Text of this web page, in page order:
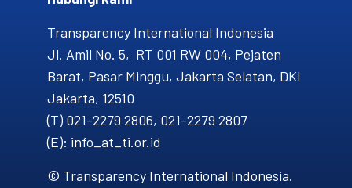
Transparency International Indonesia
Jl. Amil No. 5, RT 001 RW 004, Pejaten
Barat, Pasar Minggu, Jakarta Selatan, DKI
Jakarta, 12510
(T) 021-2279 2806, 021-2279 2807
(E): info_at_ti.or.id
© Transparency International Indonesia.